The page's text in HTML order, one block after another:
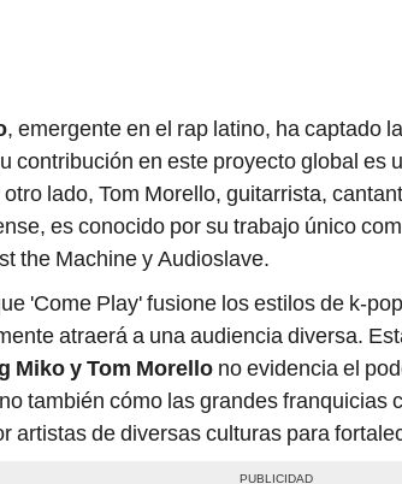
, emergente en el rap latino, ha captado
contribución en este proyecto global es
lado, Tom Morello, guitarrista,
es conocido por su trabajo único
the Machine y Audioslave.
'Come Play' fusione los estilos de k-
atraerá a una audiencia diversa.
Miko y Tom Morello no evidencia el
también cómo las grandes franquicias
artistas de diversas culturas para